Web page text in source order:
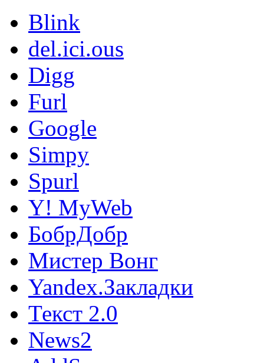
Blink
del.ici.ous
Digg
Furl
Google
Simpy
Spurl
Y! MyWeb
БобрДобр
Мистер Вонг
Yandex.Закладки
Текст 2.0
News2